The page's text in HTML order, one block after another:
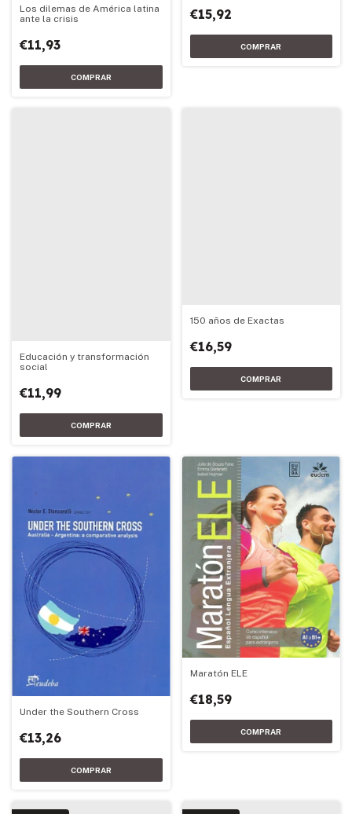
Los dilemas de América latina
ante la crisis
€11,93
€15,92
Educación y transformación
social
€11,99
150 años de Exactas
€16,59
Under the Southern Cross
€13,26
Maratón ELE
€18,59